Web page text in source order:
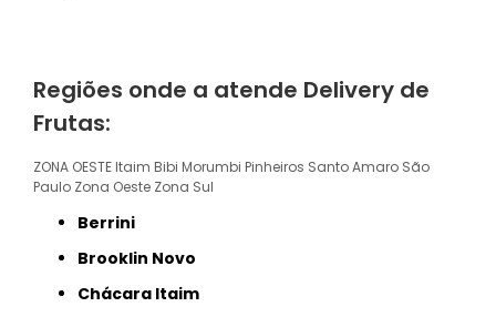
Regiões onde a atende Delivery de
Frutas:
ZONA OESTE Itaim Bibi Morumbi Pinheiros Santo Amaro São
Paulo Zona Oeste Zona Sul
Berrini
Brooklin Novo
Chácara Itaim